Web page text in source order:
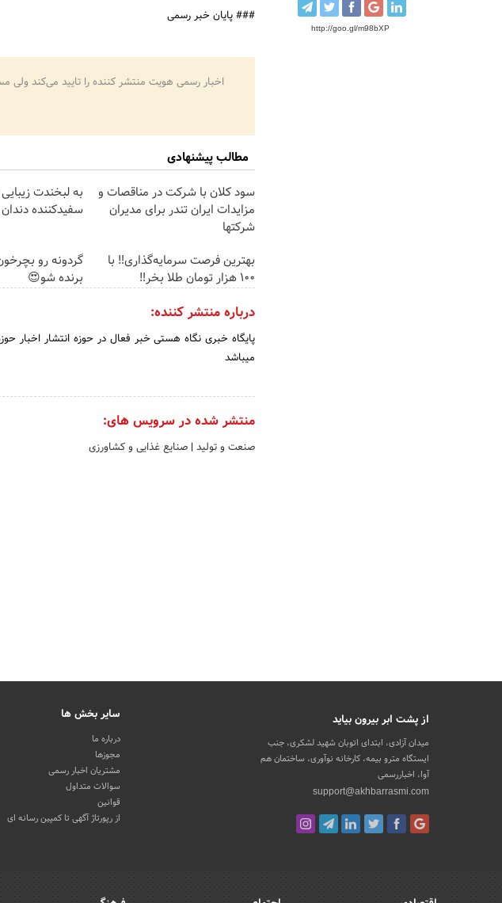
http://goo.gl/m98bXP
### پایان خبر رسمی
اخبار رسمی هویت منتشر کننده را تایید می‌کند
مطالب پیشنهادی
سود کلان با شرکت در مناقصات و
مزایدات ایران تندر برای مدیران
شرکتها
به لبخندت
سفیدکننده دندان
بهترین فرصت سرمایه‌گذاری‼️ با
100 هزار تومان طلا بخر‼️
برنده شو😍
درباره منتشر کننده:
میباشد
منتشر شده در سرویس های:
صنعت و تولید | صنایع غذایی و کشاورزی
از پشت ابر بیرون بیاید
میدان آزادی، ابتدای اتوبان شهید لشکری، جنب
ایستگاه مترو بیمه، کارخانه نوآوری، ساختمان هم
آوا، اخباررسمی
support@akhbarrasmi.com
سایر بخش ها
درباره ما
مجوزها
مشتریان اخبار رسمی
سوالات متداول
قوانین
از رپورتاژ آگهی تا کمپین رسانه ای